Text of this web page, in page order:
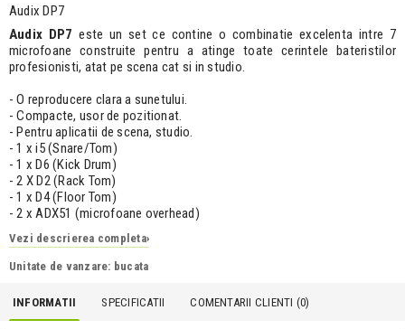
Audix DP7
Audix DP7 este un set ce contine o combinatie excelenta intre 7
microfoane construite pentru a atinge toate cerintele bateristilor
profesionisti, atat pe scena cat si in studio.
- O reproducere clara a sunetului.
- Compacte, usor de pozitionat.
- Pentru aplicatii de scena, studio.
- 1 x i5 (Snare/Tom)
- 1 x D6 (Kick Drum)
- 2 X D2 (Rack Tom)
- 1 x D4 (Floor Tom)
- 2 x ADX51 (microfoane overhead)
Vezi descrierea completa›
Unitate de vanzare: bucata
INFORMATII SPECIFICATII COMENTARII CLIENTI (0)